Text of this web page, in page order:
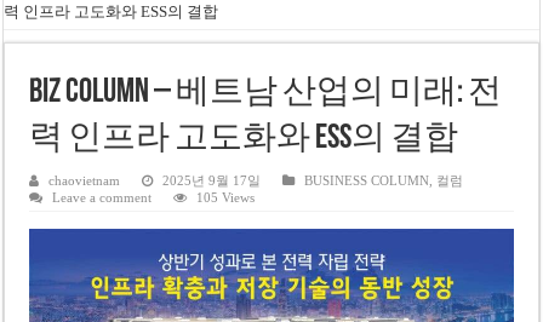
베트남 화학·플라스틱 기업 납세 상위 10곳 공개…절반은 국영기업
FIFA 인판티노 회장, 유럽 축구계·북미 정치권 불신임 압박 직면
미화원 쪽방 휴게실 논란…허리도 못 펴는 열악한 환경
호찌민시, 올해 국경절 연휴 5일 연속 휴무 확정… 8월 29일~9월 2일
호찌민 Đá Đỏ 수로 정비 사업, 2026년 말 완공 목표
미 국방부, 육군 참모총장 임명 난항
력 인프라 고도화와 ESS의 결합
Biz Column – 베트남 산업의 미래: 전
력 인프라 고도화와 ESS의 결합
chaovietnam 2025년 9월 17일 BUSINESS COLUMN 컬럼
Leave a comment
105 Views